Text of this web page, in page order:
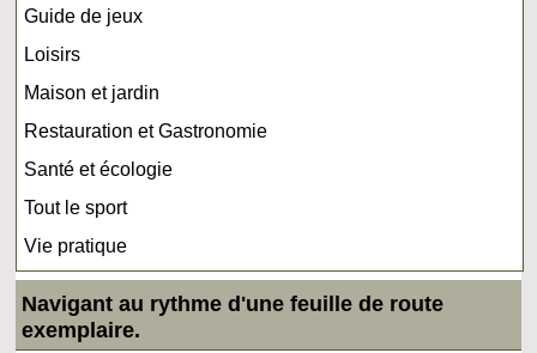
Guide de jeux
Loisirs
Maison et jardin
Restauration et Gastronomie
Santé et écologie
Tout le sport
Vie pratique
Navigant au rythme d'une feuille de route
exemplaire.